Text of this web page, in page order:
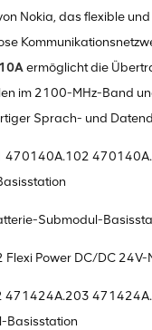
Nokia, das flexible
ermöglicht die
im 2100-MHz-Band
Sprach- und
470140A.102
Submodul-
Power DC/DC
471424A.203
Basisstation